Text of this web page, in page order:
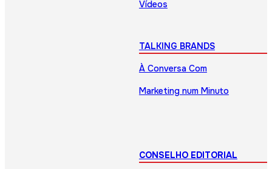
Vídeos
TALKING BRANDS
À Conversa Com
Marketing num Minuto
CONSELHO EDITORIAL